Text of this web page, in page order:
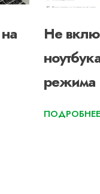
Не
режима
ПОДРОБНЕЕ